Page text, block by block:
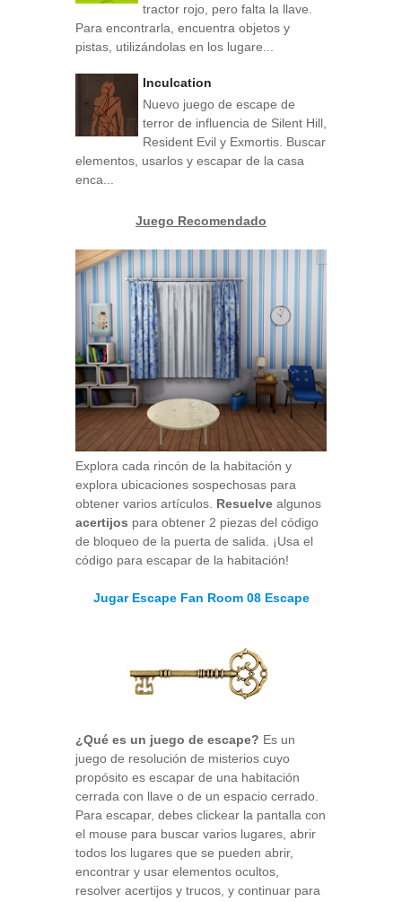
tractor rojo, pero falta la llave.
Para encontrarla, encuentra objetos y
pistas, utilizándolas en los lugare...
Inculcation
Nuevo juego de escape de
terror de influencia de Silent Hill,
Resident Evil y Exmortis. Buscar
elementos, usarlos y escapar de la casa
enca...
Juego Recomendado
Explora cada rincón de la habitación y
explora ubicaciones sospechosas para
obtener varios artículos. Resuelve algunos
acertijos para obtener 2 piezas del código
de bloqueo de la puerta de salida. ¡Usa el
código para escapar de la habitación!
Jugar Escape Fan Room 08 Escape
¿Qué es un juego de escape? Es un
juego de resolución de misterios cuyo
propósito es escapar de una habitación
cerrada con llave o de un espacio cerrado.
Para escapar, debes clickear la pantalla con
el mouse para buscar varios lugares, abrir
todos los lugares que se pueden abrir,
encontrar y usar elementos ocultos,
resolver acertijos y trucos, y continuar para